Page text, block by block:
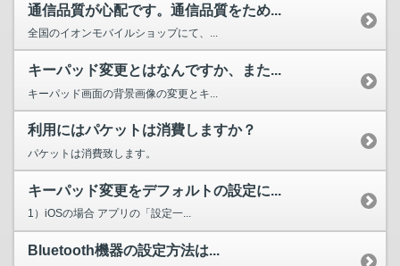
通信品質が心配です。通信品質をため...
全国のイオンモバイルショップにて、...
キーパッド変更とはなんですか、また...
キーパッド画面の背景画像の変更とキ...
利用にはパケットは消費しますか？
パケットは消費致します。
キーパッド変更をデフォルトの設定に...
1）iOSの場合 アプリの「設定一...
Bluetooth機器の設定方法は...